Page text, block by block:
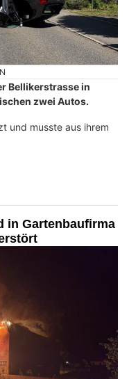
Bellikerstrasse in
zwei Autos.
und musste aus ihrem
in Gartenbaufirma